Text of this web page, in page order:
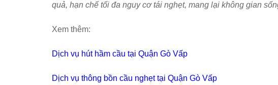
quả, hạn chế tối đa nguy cơ tái nghẹt, mang lại không gian
Xem thêm:
Dịch vụ hút hầm cầu tại Quận Gò Vấp
Dịch vụ thông bồn cầu nghẹt tại Quận Gò Vấp